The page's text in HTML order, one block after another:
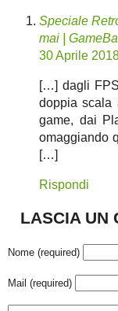
Speciale
mai |
30 Aprile
[…] dagli
doppia scala
game, dai
omaggiando
[…]
Rispondi
LASCIA UN
Nome (required)
Mail (required)